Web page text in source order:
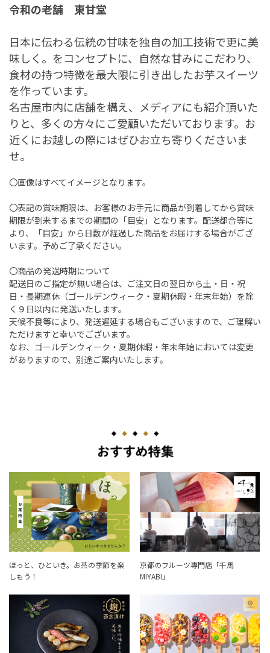
令和の老舗 東甘堂
日本に伝わる伝統の甘味を独自の加工技術で更に美
味しく。をコンセプトに、自然な甘みにこだわり、
食材の持つ特徴を最大限に引き出したお芋スイーツ
を作っています。
名古屋市内に店舗を構え、メディアにも紹介頂いた
りと、多くの方々にご愛顧いただいております。お
近くにお越しの際にはぜひお立ち寄りくださいま
せ。
〇画像はすべてイメージとなります。
〇表記の賞味期限は、お客様のお手元に商品が到着してから賞味
期限が到来するまでの期間の「目安」となります。配送都合等に
より、「目安」から日数が経過した商品をお届けする場合がござ
います。予めご了承ください。
〇商品の発送時期について
配送日のご指定が無い場合は、ご注文日の翌日から土・日・祝
日・長期連休（ゴールデンウィーク・夏期休暇・年末年始）を除
く９日以内に発送いたします。
天候不良等により、発送遅延する場合もございますので、ご理解い
ただけますと幸いでございます。
なお、ゴールデンウィーク・夏期休暇・年末年始においては変更
がありますので、別途ご案内いたします。
ほっと、ひといき。お茶の季節を楽
しもう！
京都のフルーツ専門店「千馬
MIYABI」